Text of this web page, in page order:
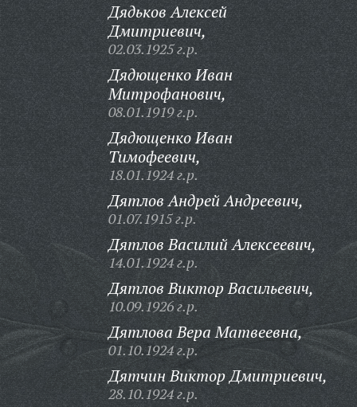
Дядьков Алексей
Дмитриевич,
02.03.1925 г.р.
Дядющенко Иван
Митрофанович,
08.01.1919 г.р.
Дядющенко Иван
Тимофеевич,
18.01.1924 г.р.
Дятлов Андрей Андреевич,
01.07.1915 г.р.
Дятлов Василий Алексеевич,
14.01.1924 г.р.
Дятлов Виктор Васильевич,
10.09.1926 г.р.
Дятлова Вера Матвеевна,
01.10.1924 г.р.
Дятчин Виктор Дмитриевич,
28.10.1924 г.р.